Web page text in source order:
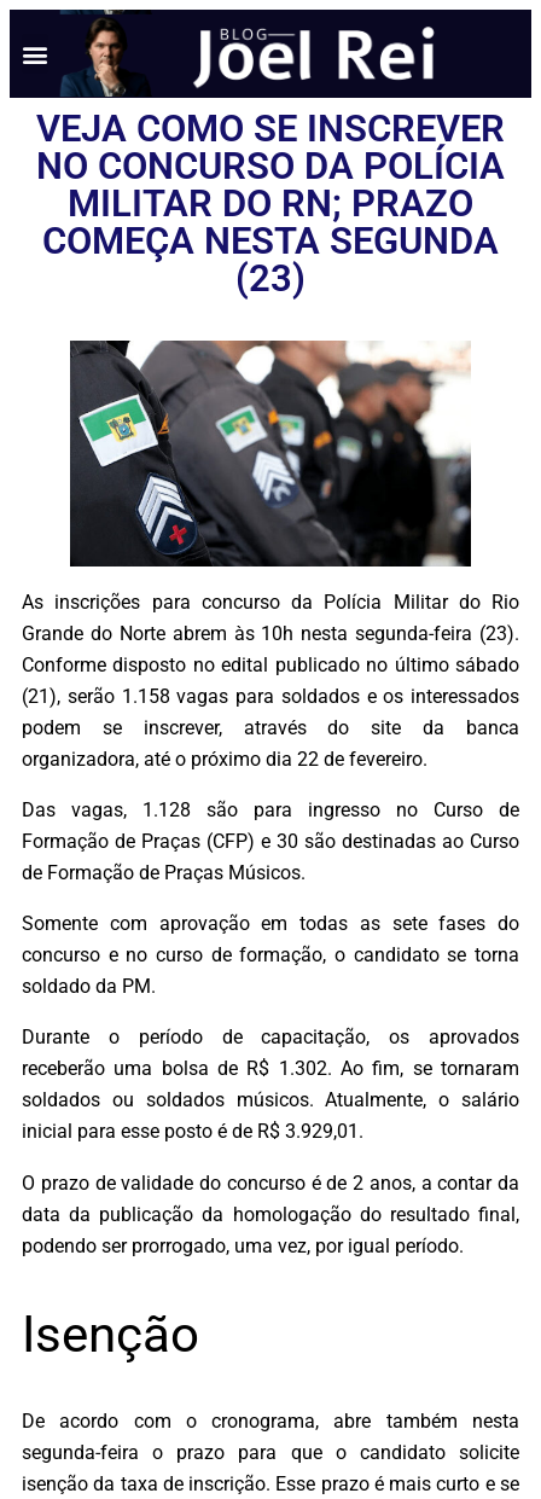
VEJA COMO SE INSCREVER
NO CONCURSO DA POLÍCIA
MILITAR DO RN; PRAZO
COMEÇA NESTA SEGUNDA
(23)
As inscrições para concurso da Polícia Militar do Rio
Grande do Norte abrem às 10h nesta segunda-feira (23).
Conforme disposto no edital publicado no último sábado
(21), serão 1.158 vagas para soldados e os interessados
podem se inscrever, através do site da banca
organizadora, até o próximo dia 22 de fevereiro.
Das vagas, 1.128 são para ingresso no Curso de
Formação de Praças (CFP) e 30 são destinadas ao Curso
de Formação de Praças Músicos.
Somente com aprovação em todas as sete fases do
concurso e no curso de formação, o candidato se torna
soldado da PM.
Durante o período de capacitação, os aprovados
receberão uma bolsa de R$ 1.302. Ao fim, se tornaram
soldados ou soldados músicos. Atualmente, o salário
inicial para esse posto é de R$ 3.929,01.
O prazo de validade do concurso é de 2 anos, a contar da
data da publicação da homologação do resultado final,
podendo ser prorrogado, uma vez, por igual período.
Isenção
De acordo com o cronograma, abre também nesta
segunda-feira o prazo para que o candidato solicite
isenção da taxa de inscrição. Esse prazo é mais curto e se